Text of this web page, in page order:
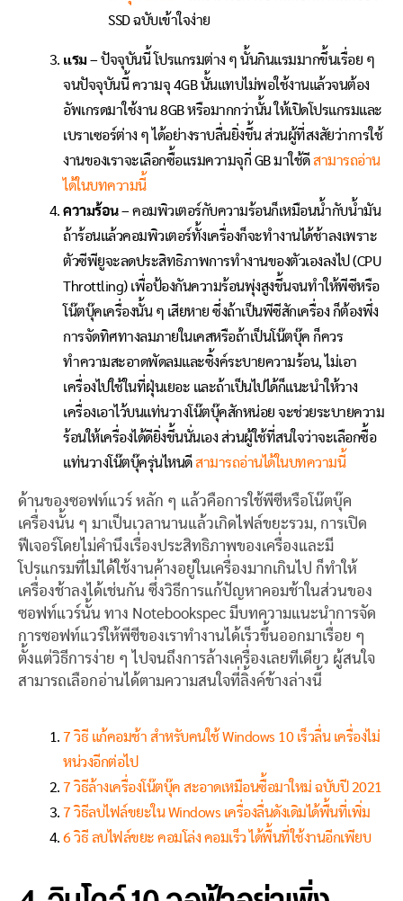
SSD ฉบับเข้าใจง่าย
แรม – ปัจจุบันนี้ โปรแกรมต่าง ๆ นั้นกินแรมมากขึ้นเรื่อย ๆ
จนปัจจุบันนี้ ความจุ 4GB นั้นแทบไม่พอใช้งานแล้วจนต้อง
อัพเกรดมาใช้งาน 8GB หรือมากกว่านั้น ให้เปิดโปรแกรมและ
เบราเซอร์ต่าง ๆ ได้อย่างราบลื่นยิ่งขึ้น ส่วนผู้ที่สงสัยว่าการใช้
งานของเราจะเลือกซื้อแรมความจุกี่ GB มาใช้ดีสามารถอ่าน
ได้ในบทความนี้
ความร้อน– คอมพิวเตอร์กับความร้อนก็เหมือนน้ำกับน้ำมัน
ถ้าร้อนแล้วคอมพิวเตอร์ทั้งเครื่องก็จะทำงานได้ช้าลงเพราะ
ตัวซีพียูจะลดประสิทธิภาพการทำงานของตัวเองลงไป (CPU
Throttling) เพื่อป้องกันความร้อนพุ่งสูงขึ้นจนทำให้พีซีหรือ
โน๊ตบุ๊คเครื่องนั้น ๆ เสียหาย ซึ่งถ้าเป็นพีซีสักเครื่อง ก็ต้องพึ่ง
การจัดทิศทางลมภายในเคสหรือถ้าเป็นโน๊ตบุ๊ค ก็ควร
ทำความสะอาดพัดลมและซิ้งค์ระบายความร้อน, ไม่เอา
เครื่องไปใช้ในที่ฝุ่นเยอะ และถ้าเป็นไปได้ก็แนะนำให้วาง
เครื่องเอาไว้บนแท่นวางโน๊ตบุ๊คสักหน่อย จะช่วยระบายความ
ร้อนให้เครื่องได้ดียิ่งขึ้นนั่นเอง ส่วนผู้ใช้ที่สนใจว่าจะเลือกซื้อ
แท่นวางโน๊ตบุ๊ครุ่นไหนดีสามารถอ่านได้ในบทความนี้
ด้านของซอฟท์แวร์ หลัก ๆ แล้วคือการใช้พีซีหรือโน๊ตบุ๊ค
เครื่องนั้น ๆ มาเป็นเวลานานแล้วเกิดไฟล์ขยะรวม, การเปิด
ฟีเจอร์โดยไม่คำนึงเรื่องประสิทธิภาพของเครื่องและมี
โปรแกรมที่ไม่ได้ใช้งานค้างอยู่ในเครื่องมากเกินไป ก็ทำให้
เครื่องช้าลงได้เช่นกัน ซึ่งวิธีการแก้ปัญหาคอมช้าในส่วนของ
ซอฟท์แวร์นั้น ทาง Notebookspec มีบทความแนะนำการจัด
การซอฟท์แวร์ให้พีซีของเราทำงานได้เร็วขึ้นออกมาเรื่อย ๆ
ตั้งแต่วิธีการง่าย ๆ ไปจนถึงการล้างเครื่องเลยทีเดียว ผู้สนใจ
สามารถเลือกอ่านได้ตามความสนใจที่ลิ้งค์ข้างล่างนี้
7 วิธี แก้คอมช้า สำหรับคนใช้ Windows 10 เร็วลื่น เครื่องไม่
หน่วงอีกต่อไป
7 วิธีล้างเครื่องโน๊ตบุ๊ค สะอาดเหมือนซื้อมาใหม่ ฉบับปี 2021
7 วิธีลบไฟล์ขยะใน Windows เครื่องลื่นดังเดิมได้พื้นที่เพิ่ม
6 วิธี ลบไฟล์ขยะ คอมโล่ง คอมเร็ว ได้พื้นที่ใช้งานอีกเพียบ